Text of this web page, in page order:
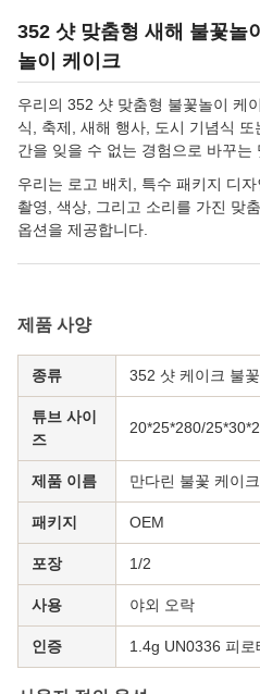
352 샷 맞춤형 새해 불꽃놀
놀이 케이크
우리의 352 샷 맞춤형 불꽃놀이 케
식, 축제, 새해 행사, 도시 기념식
간을 잊을 수 없는 경험으로 바꾸는
우리는 로고 배치, 특수 패키지 디
촬영, 색상, 그리고 소리를 가진 맞
옵션을 제공합니다.
제품 사양
종류 352 샷 케이크 불
튜브 사이
즈
20*25*280/
제품 이름 만다린 불꽃 케이크
패키지 OEM
포장 1/2
사용 야외 오락
인증 1.4g UN0336 피로